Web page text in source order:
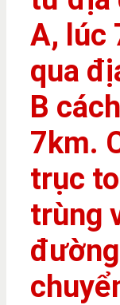
A, lúc
qua
B
7km.
trục
trùng